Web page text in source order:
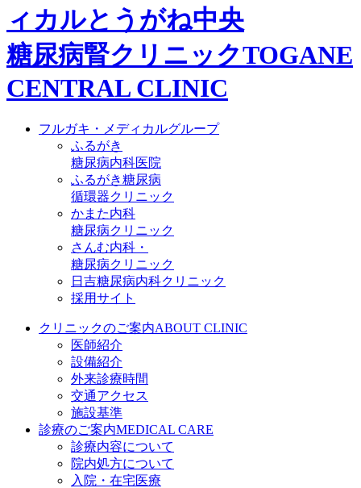
ィカルとうがね中央
糖尿病腎クリニックTOGANE
CENTRAL CLINIC
フルガキ・メディカルグループ
ふるがき
糖尿病内科医院
ふるがき糖尿病
循環器クリニック
かまた内科
糖尿病クリニック
さんむ内科・
糖尿病クリニック
日吉糖尿病内科クリニック
採用サイト
クリニックのご案内ABOUT CLINIC
医師紹介
設備紹介
外来診療時間
交通アクセス
施設基準
診療のご案内MEDICAL CARE
診療内容について
院内処方について
入院・在宅医療